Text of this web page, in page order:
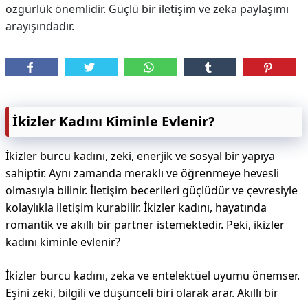
özgürlük önemlidir. Güçlü bir iletişim ve zeka paylaşımı
arayışındadır.
İkizler Kadını Kiminle Evlenir?
İkizler burcu kadını, zeki, enerjik ve sosyal bir yapıya
sahiptir. Aynı zamanda meraklı ve öğrenmeye hevesli
olmasıyla bilinir. İletişim becerileri güçlüdür ve çevresiyle
kolaylıkla iletişim kurabilir. İkizler kadını, hayatında
romantik ve akıllı bir partner istemektedir. Peki, ikizler
kadını kiminle evlenir?
İkizler burcu kadını, zeka ve entelektüel uyumu önemser.
Eşini zeki, bilgili ve düşünceli biri olarak arar. Akıllı bir